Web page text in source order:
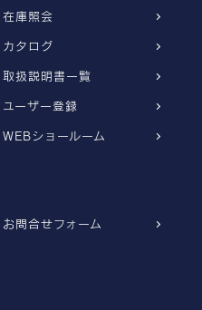
在庫照会
カタログ
取扱説明書一覧
ユーザー登録
WEBショールーム
お問合せフォーム